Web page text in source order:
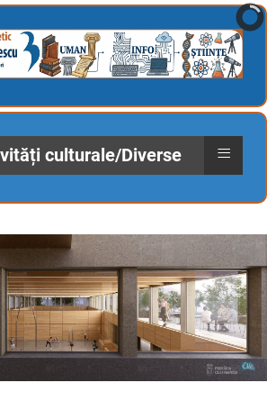
culturale/Diverse ≡